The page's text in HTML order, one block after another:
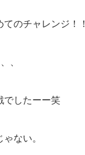
のチャレンジ！！
、
でしたーー笑
ない。